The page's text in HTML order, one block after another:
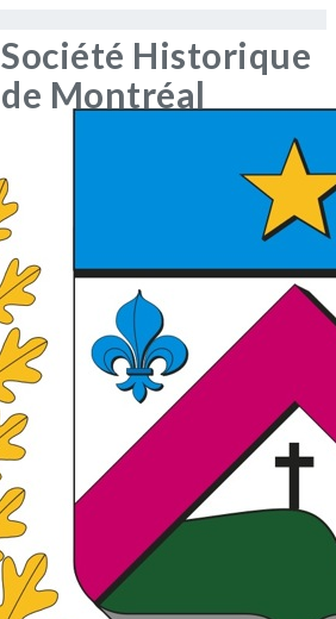
Société Historique
de Montréal